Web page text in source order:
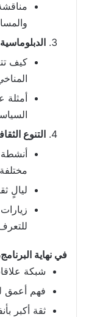
كيف
أمثلة
التنوع
مختلفة
ليالٍ
في نهاية
شبكة
فهم أعمق
ثقة أكبر